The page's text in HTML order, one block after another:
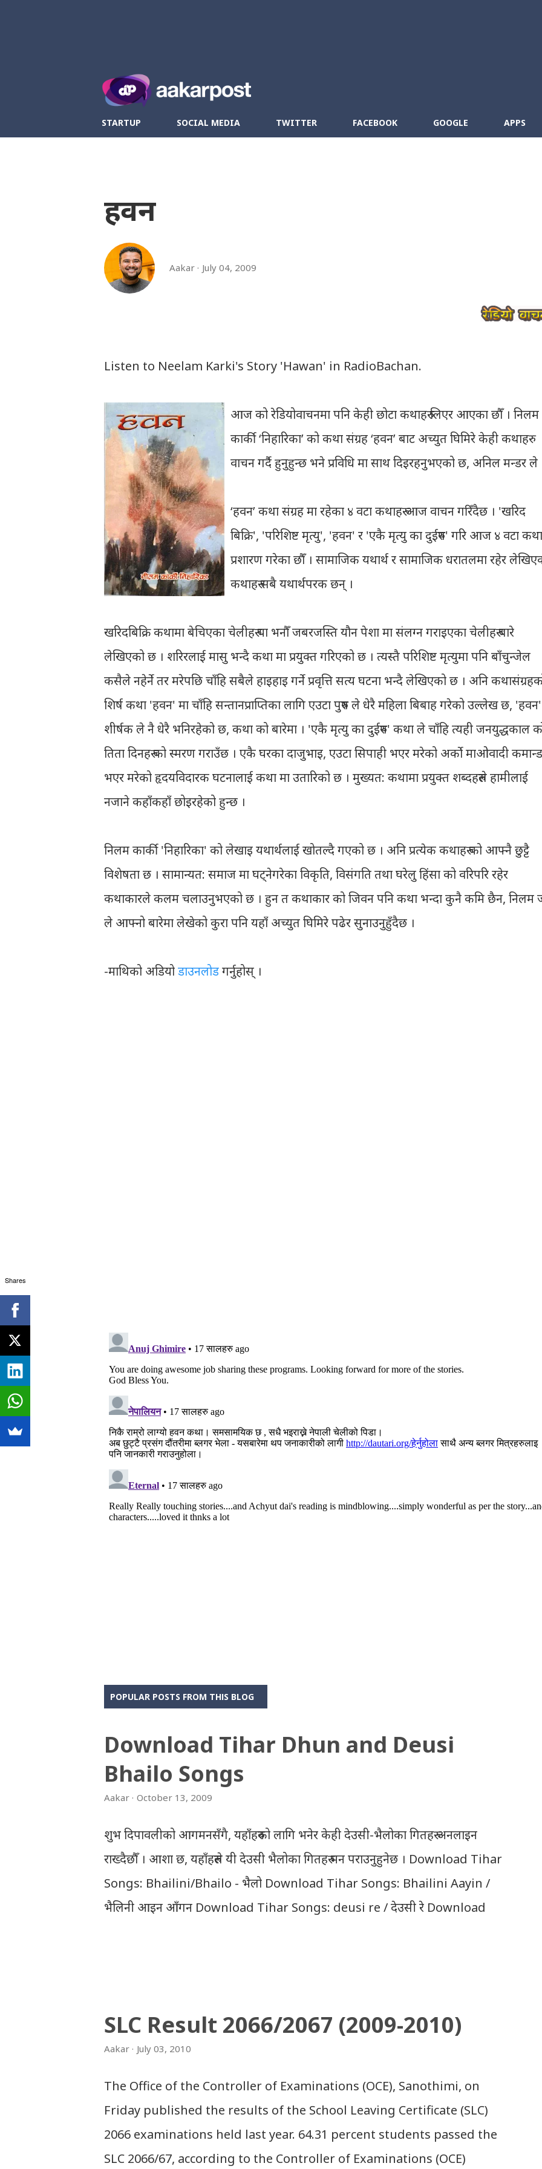
STARTUP SOCIAL MEDIA TWITTER FACEBOOK GOOGLE APPS
हवन
Aakar July 04, 2009
Listen to Neelam Karki's Story 'Hawan' in RadioBachan.
आज को रेडियोवाचनमा पनि केही छोटा कथाहरु लिएर आएका छौँ । निलम
कार्की ‘निहारिका’ को कथा संग्रह ‘हवन’ बाट अच्युत घिमिरे केही कथाहरु
वाचन गर्दै हुनुहुन्छ भने प्रविधि मा साथ दिइरहनुभएको छ, अनिल मन्डर ले
‘हवन’ कथा संग्रह मा रहेका ४ वटा कथाहरु आज वाचन गरिँदैछ । 'खरिद
बिक्रि', 'परिशिष्ट मृत्यु', 'हवन' र 'एकै मृत्यु का दुईरुप' गरि आज ४ वटा
प्रशारण गरेका छौँ । सामाजिक यथार्थ र सामाजिक धरातलमा रहेर
कथाहरु सबै यथार्थपरक छन् ।
खरिदबिक्रि कथामा बेचिएका चेलीहरु या भनौँ जबरजस्ति यौन पेशा मा संलग्न गराइएका चेलीहरु बारे
लेखिएको छ । शरिरलाई मासु भन्दै कथा मा प्रयुक्त गरिएको छ । त्यस्तै परिशिष्ट मृत्युमा पनि बाँचुन्जेल
कसैले नहेर्ने तर मरेपछि चाँहि सबैले हाइहाइ गर्ने प्रवृत्ति सत्य घटना भन्दै लेखिएको छ । अनि
शिर्ष कथा 'हवन' मा चाँहि सन्तानप्राप्तिका लागि एउटा पुरुष ले धेरै महिला बिबाह गरेको उल्लेख छ, 'हवन'
शीर्षक ले नै धेरै भनिरहेको छ, कथा को बारेमा । 'एकै मृत्यु का दुईरुप' कथा ले चाँहि त्यही जनयुद्धकाल
तिता दिनहरु को स्मरण गराउँछ । एकै घरका दाजुभाइ, एउटा सिपाही भएर मरेको अर्को माओवादी
भएर मरेको हृ‍दयविदारक घटनालाई कथा मा उतारिको छ । मुख्यत: कथामा प्रयुक्त शब्दहरुले हामीलाई
नजाने कहाँकहाँ छोइरहेको हुन्छ ।
निलम कार्की 'निहारिका' को लेखाइ यथार्थलाई खोतल्दै गएको छ । अनि प्रत्येक कथाहरु को आफ्नै छुट्टै
विशेषता छ । सामान्यत: समाज मा घट्नेगरेका विकृति, विसंगति तथा घरेलु हिंसा को वरिपरि रहेर
कथाकारले कलम चलाउनुभएको छ । हुन त कथाकार को जिवन पनि कथा भन्दा कुनै कमि छैन, निलम
ले आफ्नो बारेमा लेखेको कुरा पनि यहाँ अच्युत घिमिरे पढेर सुनाउनुहुँदैछ ।
-माथिको अडियोडाउनलोडगर्नुहोस् ।
POPULAR POSTS FROM THIS BLOG
Download Tihar Dhun and Deusi
Bhailo Songs
Aakar October 13, 2009
शुभ दिपावलीको आगमनसँगै, यहाँहरुको लागि भनेर केही देउसी-भैलोका गितहरु अनलाइन
राख्दैछौँ । आशा छ, यहाँहरुले यी देउसी भैलोका गितहरु मन पराउनुहुनेछ । Download Tihar
Songs: Bhailini/Bhailo - भैलो Download Tihar Songs: Bhailini Aayin /
भैलिनी आइन आँगन Download Tihar Songs: deusi re / देउसी रे Download
गितहरुलाई हामीले यहाँ एकै ठाउँमा सजिलोको लागि राखिदिएको मात्र हौँ । तपाई यदि यी गित
संगितको सर्जक हुनुहुन्छ र गित संगित यहाँबाट हटाउनुपर्ने भए जानकारी गराउनुहोला । फेरी
एकपटक शुभ दिपावलीको हार्दिक मंगलमय शुभकामना व्यक्त गर्दछौँ ।
SLC Result 2066/2067 (2009-2010)
Aakar July 03, 2010
The Office of the Controller of Examinations (OCE), Sanothimi, on
Friday published the results of the School Leaving Certificate (SLC)
2066 examinations held last year. 64.31 percent students passed the
SLC 2066/67, according to the Controller of Examinations (OCE)
Shares